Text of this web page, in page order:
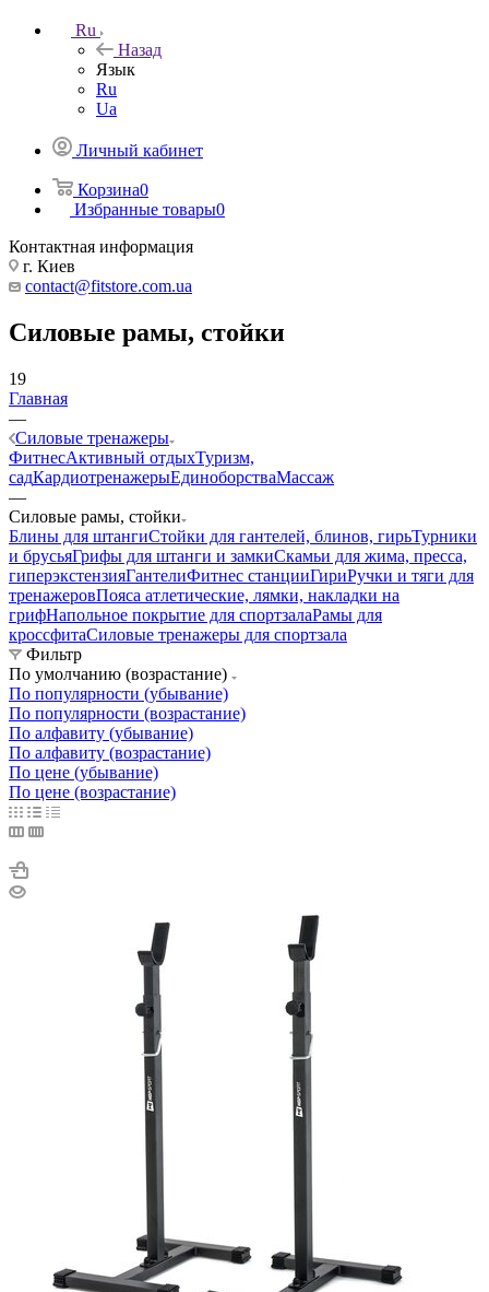
Ru
Назад
Язык
Ru
Ua
Личный кабинет
Корзина0
Избранные товары0
Контактная информация
г. Киев
contact@fitstore.com.ua
Силовые рамы, стойки
19
Главная
—
Силовые тренажеры
ФитнесАктивный отдыхТуризм,
садКардиотренажерыЕдиноборстваМассаж
—
Силовые рамы, стойки
Блины для штангиСтойки для гантелей, блинов, гирьТурники
и брусьяГрифы для штанги и замкиСкамьи для жима, пресса,
гиперэкстензияГантелиФитнес станцииГириРучки и тяги для
тренажеровПояса атлетические, лямки, накладки на
грифНапольное покрытие для спортзалаРамы для
кроссфитаСиловые тренажеры для спортзала
Фильтр
По умолчанию (возрастание)
По популярности (убывание)
По популярности (возрастание)
По алфавиту (убывание)
По алфавиту (возрастание)
По цене (убывание)
По цене (возрастание)